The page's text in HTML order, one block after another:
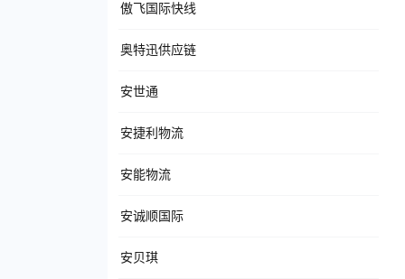
傲飞国际快线
奥特迅供应链
安世通
安捷利物流
安能物流
安诚顺国际
安贝琪